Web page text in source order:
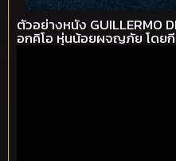
ตัวอย่างหนัง GUILLERMO
อกคิโอ หุ่นน้อยผจญภัย โดยกี